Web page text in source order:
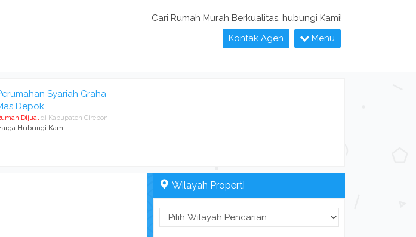
Cari Rumah Murah Berkualitas, hubungi Kami!
Kontak Agen
Menu
Syariah Graha
Depok ...
Dijual di Kabupaten Cirebon
Hubungi Kami
Wilayah Properti